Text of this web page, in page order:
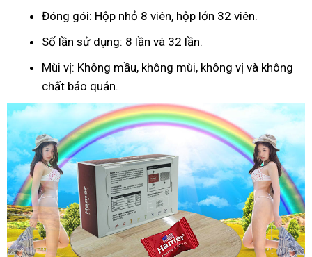
Đóng gói: Hộp nhỏ 8 viên, hộp lớn 32 viên.
Số lần sử dụng: 8 lần và 32 lần.
Mùi vị: Không mầu, không mùi, không vị và không
chất bảo quản.